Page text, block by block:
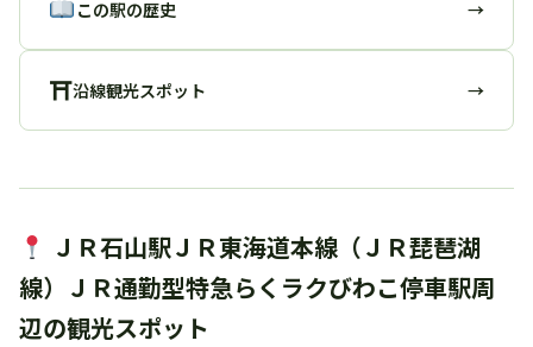
この駅の歴史 →
⛩沿線観光スポット →
ＪＲ石山駅ＪＲ東海道本線（ＪＲ琵琶湖
線）ＪＲ通勤型特急らくラクびわこ停車駅周
辺の観光スポット